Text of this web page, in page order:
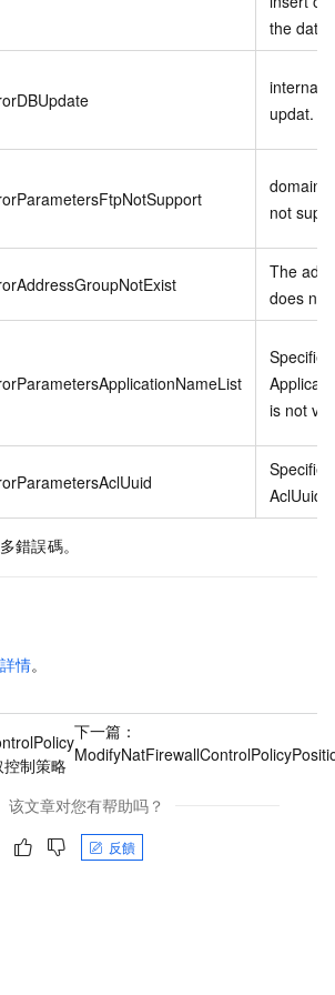
the
internal
updat.
domain
not
The
does not
is not
AclUuid
錯誤碼。
情。
制策略
下一篇：
该文章对您有帮助吗？
反饋